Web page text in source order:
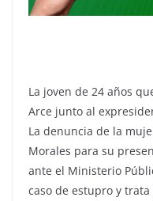
La joven de 24 años
Arce junto al
La denuncia de la
Morales para su
ante el Ministerio
caso de estupro y